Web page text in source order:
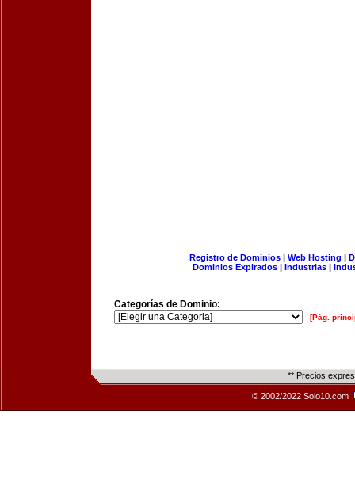
Registro de Dominios| Web Hosting |
Dominios Expirados | Industrias |
Categorías de Dominio:
[Pág.
** Precios
© 2002/2022 Solo10.com